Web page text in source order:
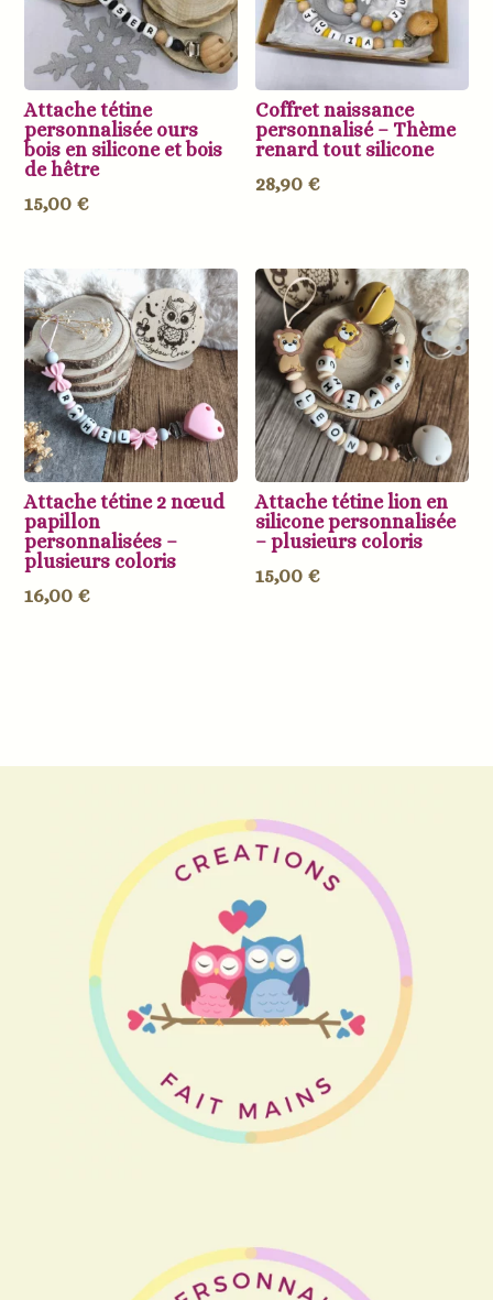
Attache tétine
personnalisée ours
bois en silicone et bois
de hêtre
15,00 €
Coffret naissance
personnalisé – Thème
renard tout silicone
28,90 €
Attache tétine 2 nœud
papillon
personnalisées –
plusieurs coloris
16,00 €
Attache tétine lion en
silicone personnalisée
– plusieurs coloris
15,00 €